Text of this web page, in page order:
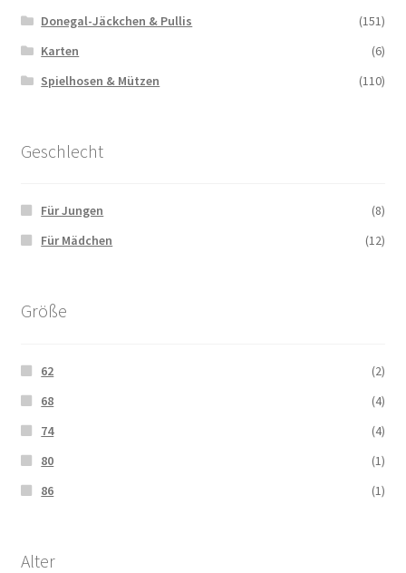
Donegal-Jäckchen & Pullis
(151)
Karten
(6)
Spielhosen & Mützen
(110)
Geschlecht
Für Jungen
(8)
Für Mädchen
(12)
Größe
62
(2)
68
(4)
74
(4)
80
(1)
86
(1)
Alter